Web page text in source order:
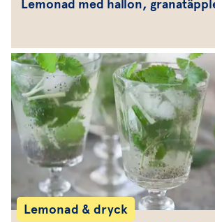
Lemonad med hallon,
Lemonad & dryck